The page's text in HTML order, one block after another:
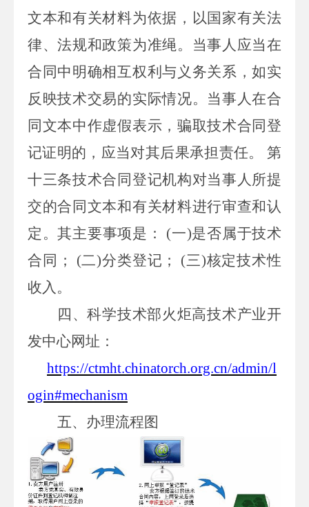
文本和有关材料为依据，以国家有关法
律、法规和政策为准绳。当事人应当在
合同中明确相互权利与义务关系，如实
反映技术交易的实际情况。当事人在合
同文本中作虚假表示，骗取技术合同登
记证明的，应当对其后果承担责任。
第
十三条技术合同登记机构对当事人所提
交的合同文本和有关材料进行审查和认
定。其主要事项是：
(一)是否属于技术
合同； (二)分类登记； (三)核定技术性
收入。
四、科学技术部火炬高技术产业开
发中心网址：
https://ctmht.chinatorch.org.cn/admin/l
ogin#mechanism
五、办理流程图